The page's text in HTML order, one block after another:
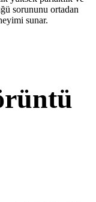
sorununu ortadan
sunar.